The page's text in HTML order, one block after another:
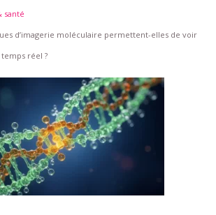
santé
d’imagerie moléculaire permettent-elles de voir
réel ?